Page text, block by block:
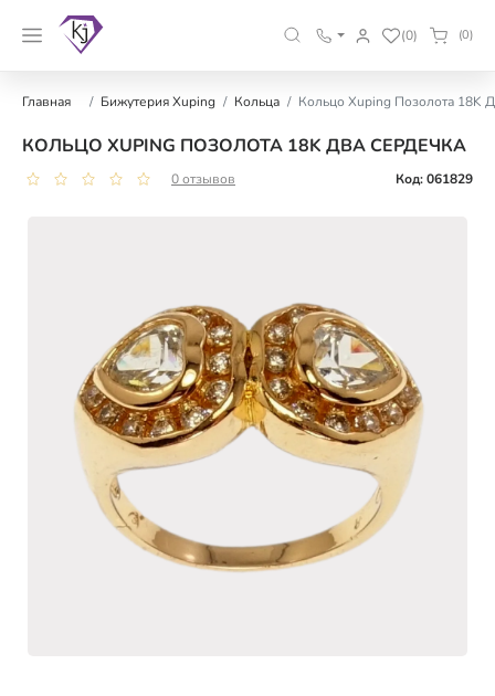
(0) (0)
Главная Бижутерия Xuping Кольца Кольцо Xuping Позолота 18K
КОЛЬЦО XUPING ПОЗОЛОТА 18K ДВА СЕРДЕЧКА
0 отзывов Код: 061829